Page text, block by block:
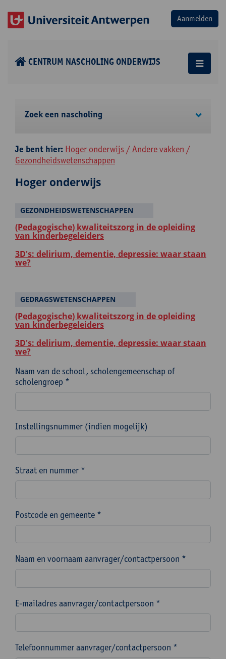
CENTRUM NASCHOLING ONDERWIJS
Zoek een nascholing
Je bent hier: Hoger onderwijs / Andere vakken /
Gezondheidswetenschappen
Hoger onderwijs
GEZONDHEIDSWETENSCHAPPEN
(Pedagogische) kwaliteitszorg in de opleiding
van kinderbegeleiders
3D's: delirium, dementie, depressie: waar staan
we?
GEDRAGSWETENSCHAPPEN
(Pedagogische) kwaliteitszorg in de opleiding
van kinderbegeleiders
3D's: delirium, dementie, depressie: waar staan
we?
Naam van de school, scholengemeenschap of
scholengroep *
Instellingsnummer (indien mogelijk)
Straat en nummer *
Postcode en gemeente *
Naam en voornaam aanvrager/contactpersoon *
E-mailadres aanvrager/contactpersoon *
Telefoonnummer aanvrager/contactpersoon *